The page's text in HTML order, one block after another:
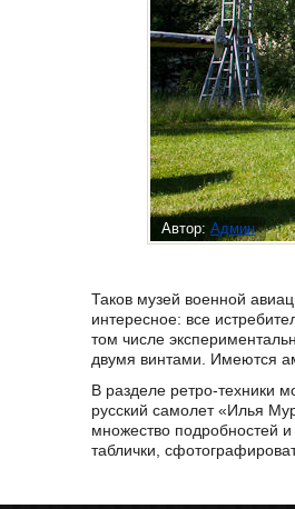
Автор: Админ
Таков музей военной
интересное: все
том числе
двумя винтами. Имеются
В разделе ретро-техники
русский самолет «Илья
множество подробностей
таблички,